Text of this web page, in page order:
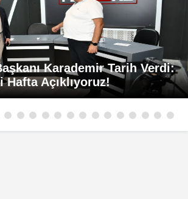
Karademir Tarih Verdi:
Hafta Açıklıyoruz!